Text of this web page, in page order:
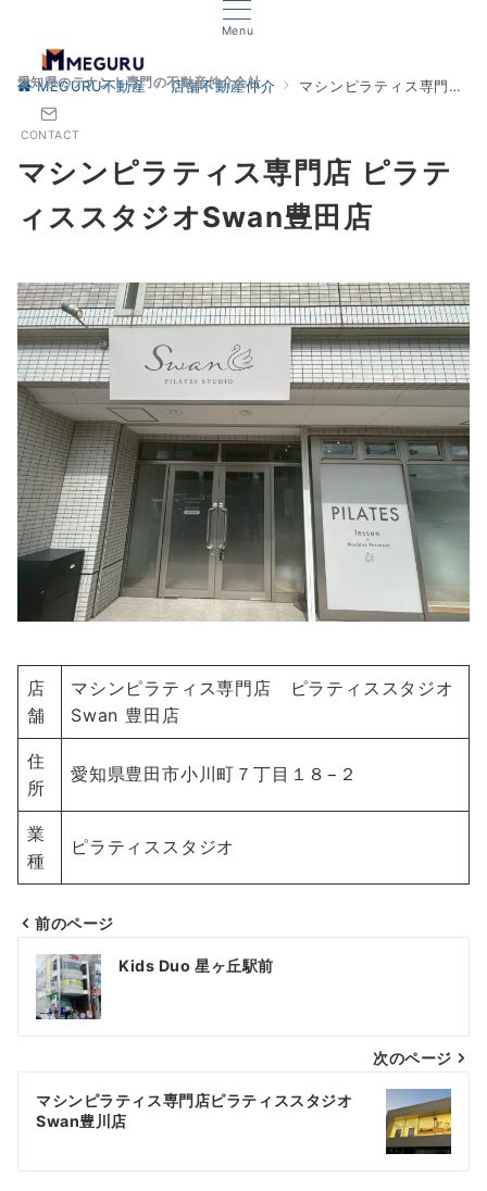
Menu
愛知県のテナント専門の不動産仲介会社
CONTACT
MEGURU不動産 店舗不動産仲介 マシンピラティス専門店 ピラティススタジオSwan豊田店
マシンピラティス専門店 ピラテ
ィススタジオSwan豊田店
店
舗
マシンピラティス専門店 ピラティススタジオ
Swan 豊田店
住
所
愛知県豊田市小川町７丁目１８−２
業
種
ピラティススタジオ
投
稿
ナ
ビ
ゲ
シ
前のページ
Kids Duo 星ヶ丘駅前
次のページ
マシンピラティス専門店ピラティススタジオ
Swan豊川店